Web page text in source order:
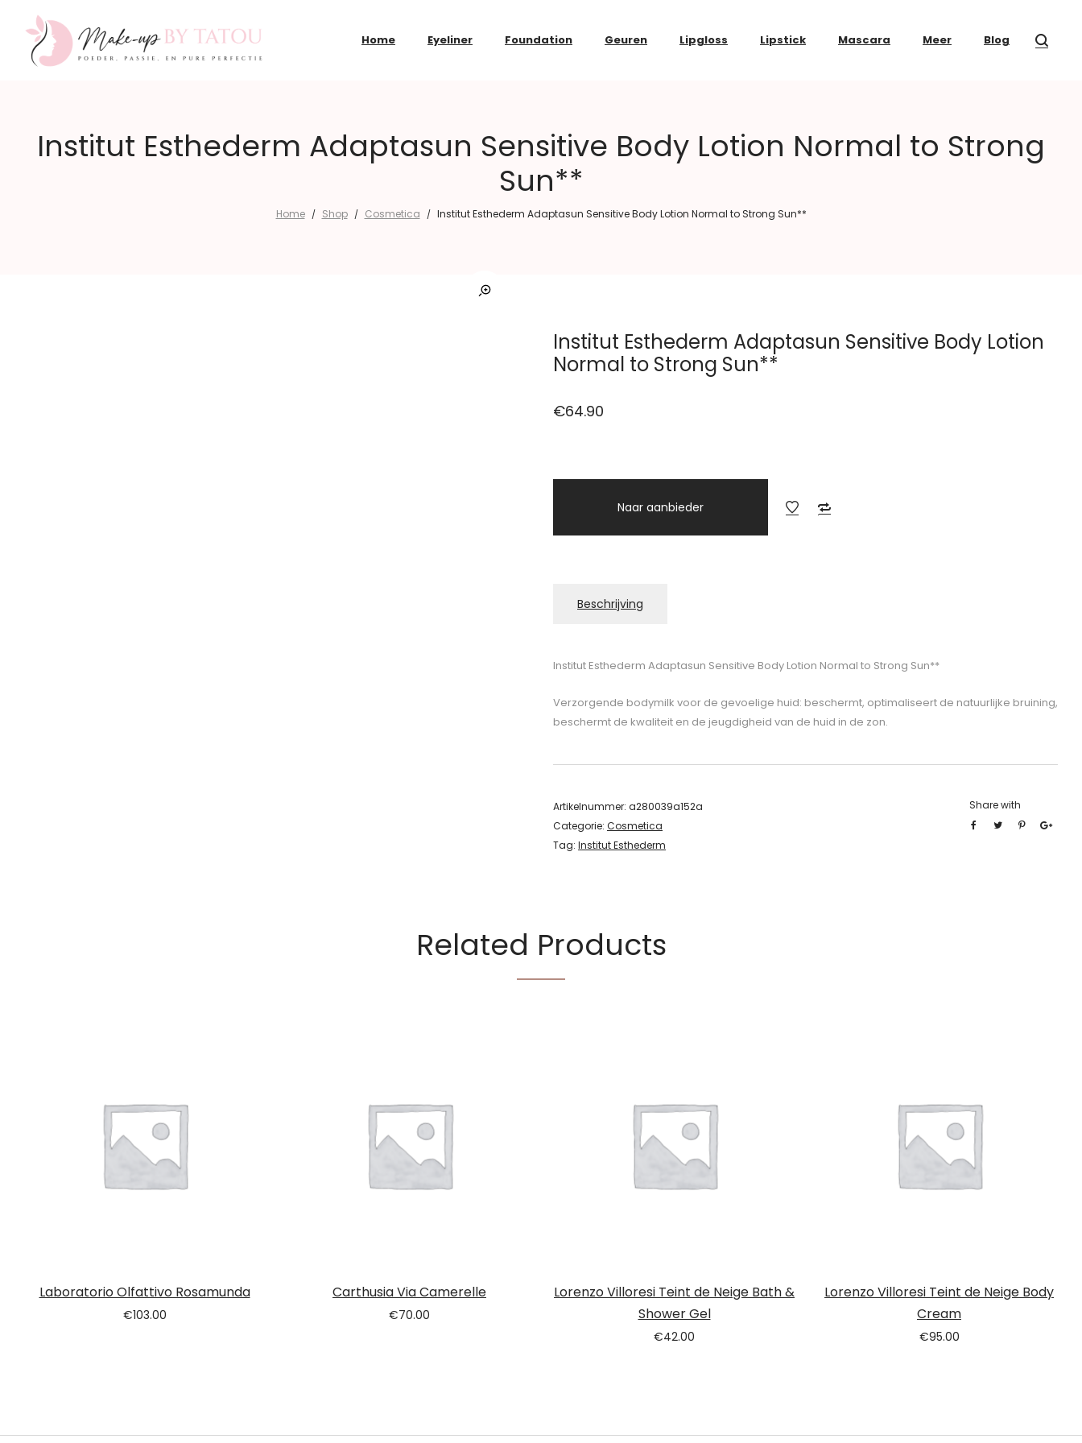
Home Eyeliner Foundation Geuren Lipgloss Lipstick Mascara Meer Blog
Institut Esthederm Adaptasun Sensitive Body Lotion Normal to Strong
Sun**
Home / Shop / Cosmetica / Institut Esthederm Adaptasun Sensitive Body Lotion Normal to Strong Sun**
Institut Esthederm Adaptasun Sensitive Body Lotion
Normal to Strong Sun**
€64.90
Naar aanbieder
Beschrijving
Institut Esthederm Adaptasun Sensitive Body Lotion Normal to Strong Sun**
Verzorgende bodymilk voor de gevoelige huid: beschermt, optimaliseert de natuurlijke bruining,
beschermt de kwaliteit en de jeugdigheid van de huid in de zon.
Artikelnummer: a280039a152a
Categorie: Cosmetica
Tag: Institut Esthederm
Share with
Related Products
Laboratorio Olfattivo Rosamunda
€103.00
Carthusia Via Camerelle
€70.00
Lorenzo Villoresi Teint de Neige Bath &
Shower Gel
€42.00
Lorenzo Villoresi Teint de Neige Body
Cream
€95.00